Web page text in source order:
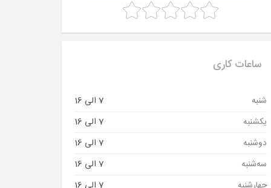
ساعات کاری
شنبه
7 الی 16
یکشنبه
7 الی 16
دوشنبه
7 الی 16
سه‌شنبه
7 الی 16